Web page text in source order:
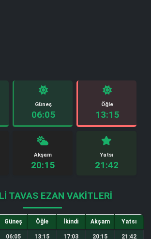
Güneş
06:05
Öğle
13:15
Akşam
20:15
Yatsı
21:42
TAVAS EZAN VAKITLERI
Güneş Öğle İkindi Akşam Yatsı
06:05 13:15 17:03 20:15 21:42